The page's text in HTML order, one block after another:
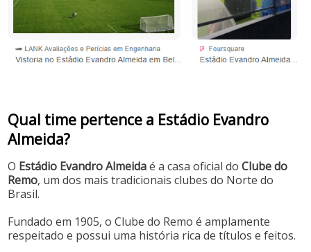
Qual time pertence a Estádio Evandro
Almeida?
O Estádio Evandro Almeidaé a casa oficial doClube do
Remo, um dos mais tradicionais clubes do Norte do
Brasil.
Fundado em 1905, o Clube do Remo é amplamente
respeitado e possui uma história rica de títulos e feitos.